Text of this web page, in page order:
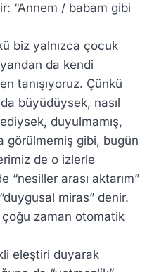
“Annem / babam gibi
biz yalnızca çocuk
da kendi
tanışıyoruz. Çünkü
büyüdüysek, nasıl
duyulmamış,
görülmemiş gibi, bugün
de o izlerle
“nesiller arası aktarım”
miras” denir.
çoğu zaman otomatik
eleştiri duyarak